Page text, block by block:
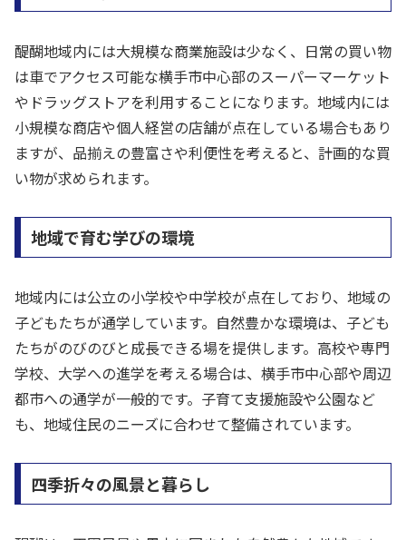
醍醐地域内には大規模な商業施設は少なく、日常の買い物
は車でアクセス可能な横手市中心部のスーパーマーケット
やドラッグストアを利用することになります。地域内には
小規模な商店や個人経営の店舗が点在している場合もあり
ますが、品揃えの豊富さや利便性を考えると、計画的な買
い物が求められます。
地域で育む学びの環境
地域内には公立の小学校や中学校が点在しており、地域の
子どもたちが通学しています。自然豊かな環境は、子ども
たちがのびのびと成長できる場を提供します。高校や専門
学校、大学への進学を考える場合は、横手市中心部や周辺
都市への通学が一般的です。子育て支援施設や公園など
も、地域住民のニーズに合わせて整備されています。
四季折々の風景と暮らし